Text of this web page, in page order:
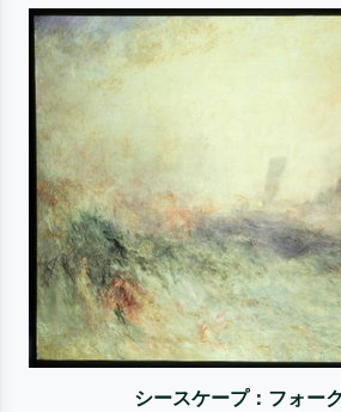
シースケープ：フォー